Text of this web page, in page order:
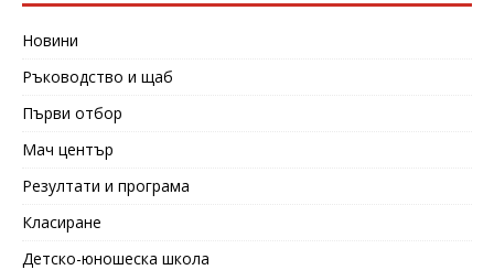
Новини
Ръководство и щаб
Първи отбор
Мач център
Резултати и програма
Класиране
Детско-юношеска школа